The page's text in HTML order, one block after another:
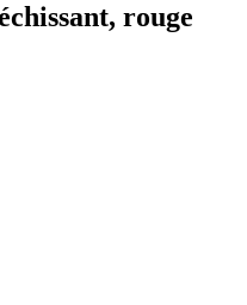
rouge